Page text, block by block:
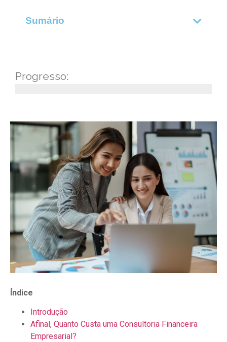
Sumário
Progresso:
Índice
Introdução
Afinal, Quanto Custa uma Consultoria Financeira
Empresarial?